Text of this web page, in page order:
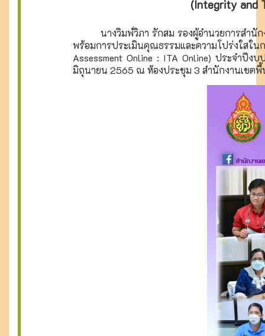
(Integrity and
นางวิมพ์วิภา รักสม รองผู้อำนวยการสำนักง
พร้อมการประเมินคุณธรรมและความโปร่งใสใ
Assessment Online : ITA Online) ประจำปี
มิถุนายน 2565 ณ ห้องประชุม 3 สำนักงานเขต